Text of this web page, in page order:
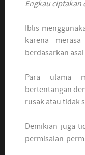
Engkau ciptakan
Iblis
karena
berdasarkan
Para ulama
bertentangan
rusak atau tidak
Demikian juga
permisalan-